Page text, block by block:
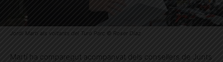
Jordi Martí als voltants del Turó Parc © Roser Díaz
Martí ha comparegut acompanyat dels consellers de Junts